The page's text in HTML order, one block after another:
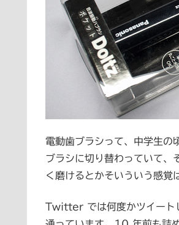
電動歯ブラシって、中学生の
ブラシに切り替わっていて、
く磨けるとかそいういう感覚
Twitter では何度かツイート